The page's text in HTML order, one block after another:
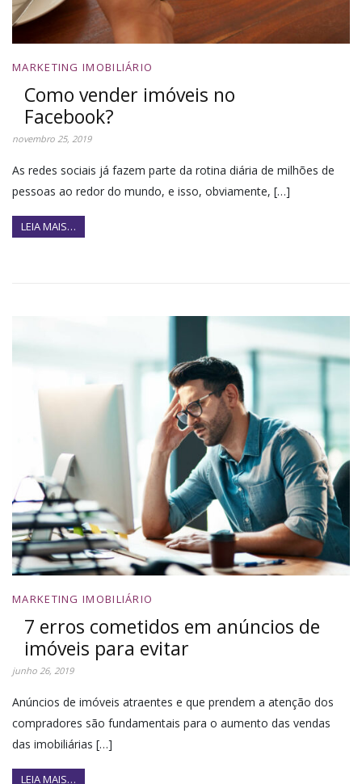
MARKETING IMOBILIÁRIO
Como vender imóveis no
Facebook?
novembro 25, 2019
As redes sociais já fazem parte da rotina diária de milhões de
pessoas ao redor do mundo, e isso, obviamente, […]
LEIA MAIS…
MARKETING IMOBILIÁRIO
7 erros cometidos em anúncios de
imóveis para evitar
junho 26, 2019
Anúncios de imóveis atraentes e que prendem a atenção dos
compradores são fundamentais para o aumento das vendas
das imobiliárias […]
LEIA MAIS…